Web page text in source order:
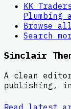
KK
Plumbing
Browse
Search
Sinclair
A clean
publishing,